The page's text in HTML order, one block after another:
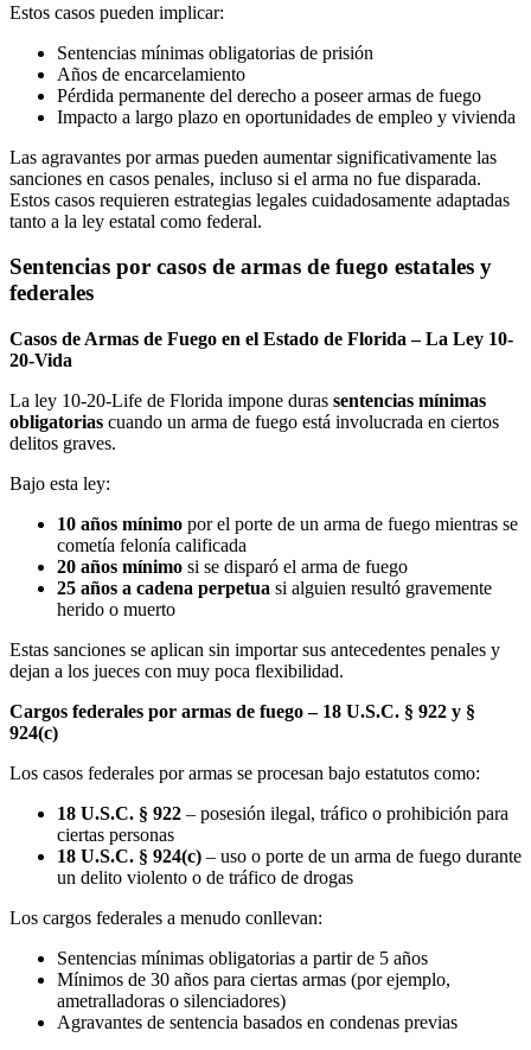
Estos casos pueden implicar:
Sentencias mínimas obligatorias de prisión
Años de encarcelamiento
Pérdida permanente del derecho a poseer armas de fuego
Impacto a largo plazo en oportunidades de empleo y vivienda
Las agravantes por armas pueden aumentar significativamente las
sanciones en casos penales, incluso si el arma no fue disparada.
Estos casos requieren estrategias legales cuidadosamente adaptadas
tanto a la ley estatal como federal.
Sentencias por casos de armas de fuego estatales y
federales
Casos de Armas de Fuego en el Estado de Florida – La Ley 10-
20-Vida
La ley 10-20-Life de Florida impone duras sentencias mínimas
obligatorias cuando un arma de fuego está involucrada en ciertos
delitos graves.
Bajo esta ley:
10 años mínimo por el porte de un arma de fuego mientras se
cometía felonía calificada
20 años mínimo si se disparó el arma de fuego
25 años a cadena perpetua si alguien resultó gravemente
herido o muerto
Estas sanciones se aplican sin importar sus antecedentes penales y
dejan a los jueces con muy poca flexibilidad.
Cargos federales por armas de fuego – 18 U.S.C. § 922 y §
924(c)
Los casos federales por armas se procesan bajo estatutos como:
18 U.S.C. § 922 – posesión ilegal, tráfico o prohibición para
ciertas personas
18 U.S.C. § 924(c) – uso o porte de un arma de fuego durante
un delito violento o de tráfico de drogas
Los cargos federales a menudo conllevan:
Sentencias mínimas obligatorias a partir de 5 años
Mínimos de 30 años para ciertas armas (por ejemplo,
ametralladoras o silenciadores)
Agravantes de sentencia basados en condenas previas